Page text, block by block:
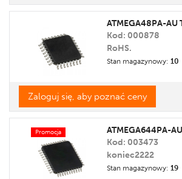
ATMEGA48PA-AU
Kod: 000878
RoHS.
Stan magazynowy: 10
Zaloguj się, aby poznać ceny
Promocja
ATMEGA644PA-
Kod: 003473
koniec2222
Stan magazynowy: 19